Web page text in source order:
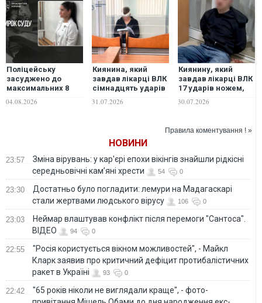
Поліцейську
засуджено до
максимальних 8
років ув’язнення за
ДТП у Прилуках, у
04.08.2026
Киянина, який
завдав лікарці ВЛК
сімнадцять ударів
ножем, взято під
варту без права
31.07.2026
Киянину, який
завдав лікарці ВЛК
17 ударів ножем,
повідомлено про
підозру в умисному
30.07.2026
Правила коментування ! »
НОВИНИ
23:57
Зміна вірувань: у кар'єрі епохи вікінгів знайшли рідкісні
середньовічні кам’яні хрести
54 0
23:30
Достатньо було погладити: лемури на Мадагаскарі
стали жертвами людського вірусу
106 0
23:03
Неймар влаштував конфлікт після перемоги "Сантоса".
ВІДЕО
94 0
22:55
"Росія користується вікном можливостей", - Майкл
Кларк заявив про критичний дефіцит протибалістичних
ракет в Україні
93 0
22:42
"65 років ніколи не виглядали краще", - фото-